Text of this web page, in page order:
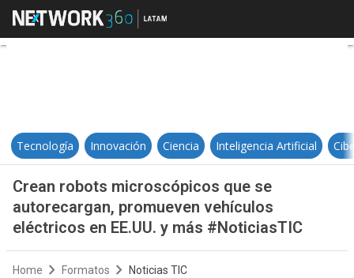
Crean robots microscópicos que
Tecnología Innovación Ciencia Inteligencia Artificial
Crean robots microscópicos que se
autorecargan, promueven vehículos
eléctricos en EE.UU. y más #NoticiasTIC
Home Formatos Noticias TIC